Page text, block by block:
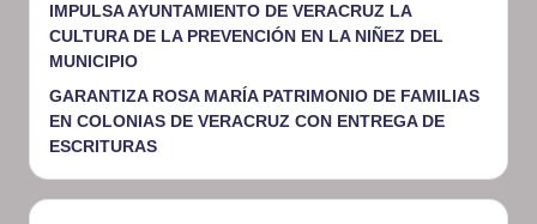
IMPULSA AYUNTAMIENTO DE VERACRUZ LA
CULTURA DE LA PREVENCIÓN EN LA NIÑEZ DEL
MUNICIPIO
GARANTIZA ROSA MARÍA PATRIMONIO DE FAMILIAS
EN COLONIAS DE VERACRUZ CON ENTREGA DE
ESCRITURAS